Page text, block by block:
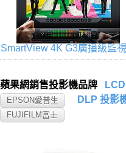
SmartView 4K G3廣播級監
蘋果網銷售投影機品牌
EPSON愛普生
DLP 投影
FUJIFILM富士